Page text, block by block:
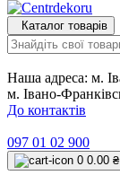
Каталог товарів
Наша адреса: м.
м. Івано-
До контактів
097 01 02 900
0 0.00 ₴